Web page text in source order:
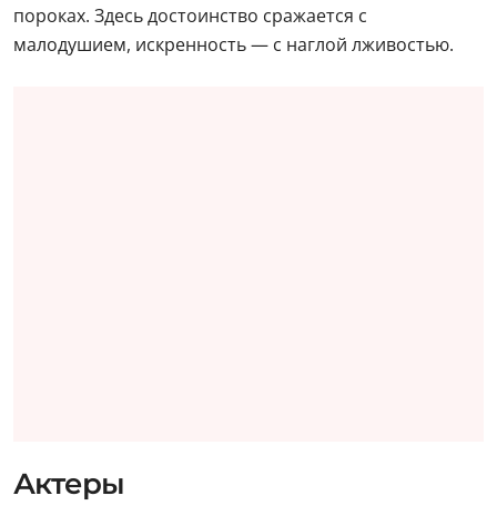
пороках. Здесь достоинство сражается с
малодушием, искренность — с наглой лживостью.
Актеры